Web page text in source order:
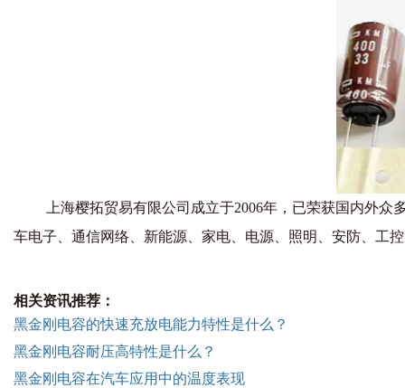
上海樱拓贸易有限公司成立于2006年，已荣获国内外
车电子、通信网络、新能源、家电、电源、照明、安防、工
相关资讯推荐：
黑金刚电容的快速充放电能力特性是什么？
黑金刚电容耐压高特性是什么？
黑金刚电容在汽车应用中的温度表现